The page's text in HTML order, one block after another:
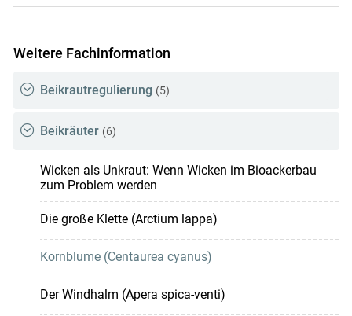
Weitere Fachinformation
Beikrautregulierung (5)
Beikräuter (6)
Wicken als Unkraut: Wenn Wicken im Bioackerbau
zum Problem werden
Die große Klette (Arctium lappa)
Kornblume (Centaurea cyanus)
Der Windhalm (Apera spica-venti)